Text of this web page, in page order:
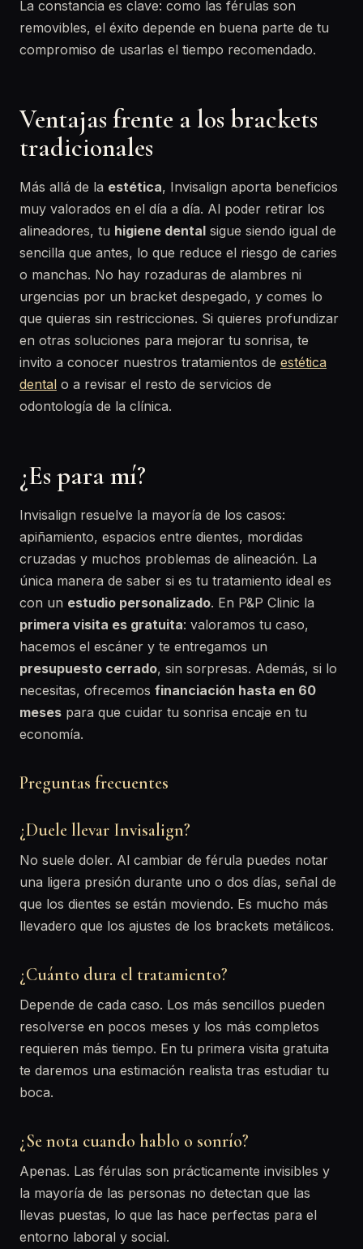
La constancia es clave: como las férulas son
removibles, el éxito depende en buena parte de tu
compromiso de usarlas el tiempo recomendado.
Ventajas frente a los brackets
tradicionales
Más allá de la estética, Invisalign aporta beneficios
muy valorados en el día a día. Al poder retirar los
alineadores, tu higiene dental sigue siendo igual de
sencilla que antes, lo que reduce el riesgo de caries
o manchas. No hay rozaduras de alambres ni
urgencias por un bracket despegado, y comes lo
que quieras sin restricciones. Si quieres profundizar
en otras soluciones para mejorar tu sonrisa, te
invito a conocer nuestros tratamientos de estética
dental o a revisar el resto de servicios de
odontología de la clínica.
¿Es para mí?
Invisalign resuelve la mayoría de los casos:
apiñamiento, espacios entre dientes, mordidas
cruzadas y muchos problemas de alineación. La
única manera de saber si es tu tratamiento ideal es
con un estudio personalizado. En P&P Clinic la
primera visita es gratuita: valoramos tu caso,
hacemos el escáner y te entregamos un
presupuesto cerrado, sin sorpresas. Además, si lo
necesitas, ofrecemos financiación hasta en 60
meses para que cuidar tu sonrisa encaje en tu
economía.
Preguntas frecuentes
¿Duele llevar Invisalign?
No suele doler. Al cambiar de férula puedes notar
una ligera presión durante uno o dos días, señal de
que los dientes se están moviendo. Es mucho más
llevadero que los ajustes de los brackets metálicos.
¿Cuánto dura el tratamiento?
Depende de cada caso. Los más sencillos pueden
resolverse en pocos meses y los más completos
requieren más tiempo. En tu primera visita gratuita
te daremos una estimación realista tras estudiar tu
boca.
¿Se nota cuando hablo o sonrío?
Apenas. Las férulas son prácticamente invisibles y
la mayoría de las personas no detectan que las
llevas puestas, lo que las hace perfectas para el
entorno laboral y social.